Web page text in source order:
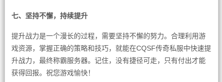
七、坚持不懈，持续提升
提升战力是一个漫长的过程，需要坚持不懈的努力。合理利用游
戏资源，掌握正确的策略和技巧，就能在CQSF传奇私服中快速提
升战力，最终称霸服务器。记住，没有捷径可走，只有付出才能
获得回报。祝您游戏愉快！